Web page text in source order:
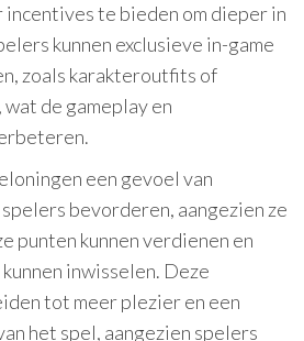
te bieden om dieper in
kunnen exclusieve in-game
zoals karakteroutfits of
de gameplay en
een gevoel van
bevorderen, aangezien ze
punten kunnen verdienen en
inwisselen. Deze
tot meer plezier en een
het spel, aangezien spelers